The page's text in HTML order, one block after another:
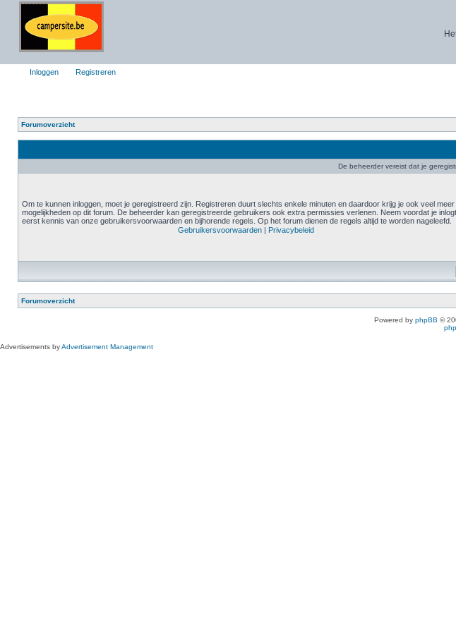
Inloggen Registreren
Forumoverzicht
De beheerder vereist dat je
Om te kunnen inloggen, moet je geregistreerd zijn. Registreren duurt slechts enkele minuten en daardoor krijg je ook veel meer
mogelijkheden op dit forum. De beheerder kan geregistreerde gebruikers ook extra permissies verlenen. Neem voordat je inlogt
eerst kennis van onze gebruikersvoorwaarden en bijhorende regels. Op het forum dienen de regels altijd te worden nageleefd.
Gebruikersvoorwaarden | Privacybeleid
Forumoverzicht
Powered by phpBB ©
Advertisements byAdvertisement Management